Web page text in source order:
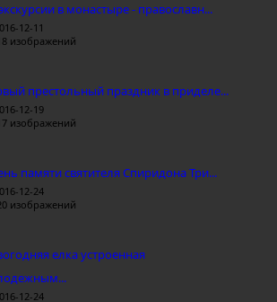
в монастыре - православн...
12-11
изображений
престольный праздник в приделе...
12-19
изображений
памяти святителя Спиридона Три...
12-24
изображений
елка устроенная
12-24